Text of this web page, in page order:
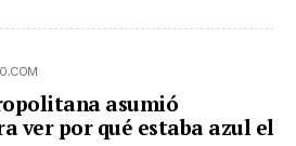
asumió
ver por qué estaba azul el